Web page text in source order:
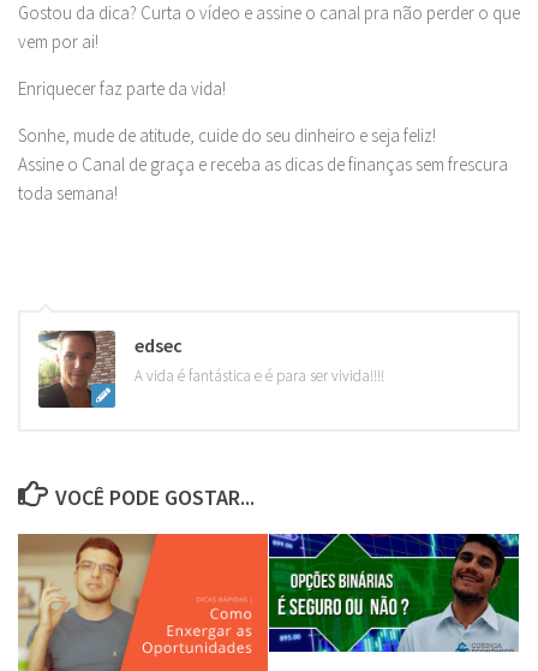
Gostou da dica? Curta o vídeo e assine o canal pra não perder o que
vem por ai!
Enriquecer faz parte da vida!
Sonhe, mude de atitude, cuide do seu dinheiro e seja feliz!
Assine o Canal de graça e receba as dicas de finanças sem frescura
toda semana!
edsec
A vida é fantástica e é para ser vivida!!!!
VOCÊ PODE GOSTAR...